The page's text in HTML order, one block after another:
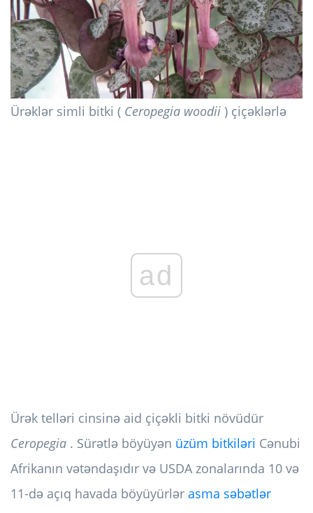
Ürəklər simli bitki ( Ceropegia woodii ) çiçəklərlə
ad
Ürək telləri cinsinə aid çiçəkli bitki növüdür
Ceropegia . Sürətlə böyüyən üzüm bitkiləri Cənubi
Afrikanın vətəndaşıdır və USDA zonalarında 10 və
11-də açıq havada böyüyürlər asma səbətlər